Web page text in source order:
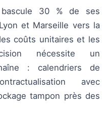
30 % de ses
et Marseille vers la
coûts unitaires et les
nécessite un
: calendriers de
avec
tampon près des